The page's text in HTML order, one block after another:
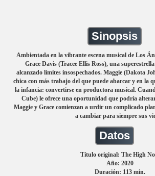
Sinopsis
Ambientada en la vibrante escena musical de Los
Grace Davis (Tracee Ellis Ross), una
alcanzado límites insospechados. Maggie (Dakota
chica con más trabajo del que puede abarcar y en la
la infancia: convertirse en productora musical.
Cube) le ofrece una oportunidad que podría
Maggie y Grace comienzan a urdir un complicado
a cambiar para siempre sus
Datos
Título original: The High
Año: 2020
Duración: 113 min.